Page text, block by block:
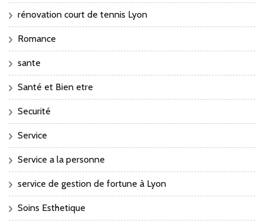
rénovation court de tennis Lyon
Romance
sante
Santé et Bien etre
Securité
Service
Service a la personne
service de gestion de fortune à Lyon
Soins Esthetique